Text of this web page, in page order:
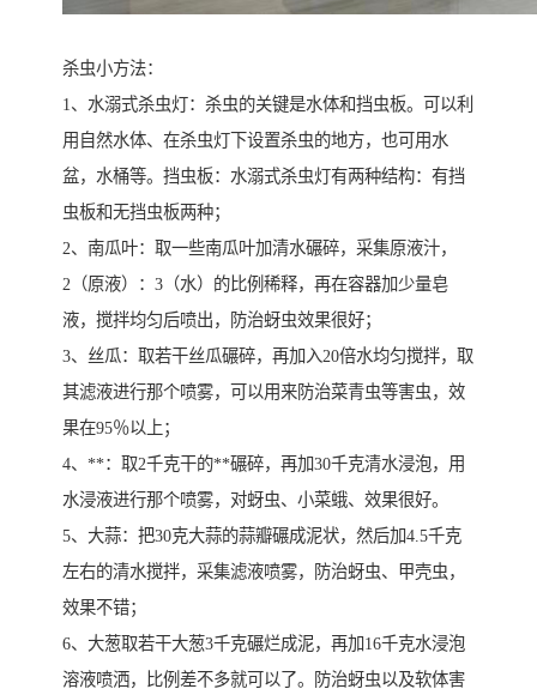
杀虫小方法：
1、水溺式杀虫灯：杀虫的关键是水体和挡虫板。可以利
用自然水体、在杀虫灯下设置杀虫的地方，也可用水
盆，水桶等。挡虫板：水溺式杀虫灯有两种结构：有挡
虫板和无挡虫板两种；
2、南瓜叶：取一些南瓜叶加清水碾碎，采集原液汁，
2（原液）：3（水）的比例稀释，再在容器加少量皂
液，搅拌均匀后喷出，防治蚜虫效果很好；
3、丝瓜：取若干丝瓜碾碎，再加入20倍水均匀搅拌，取
其滤液进行那个喷雾，可以用来防治菜青虫等害虫，效
果在95％以上；
4、**：取2千克干的**碾碎，再加30千克清水浸泡，用
水浸液进行那个喷雾，对蚜虫、小菜蛾、效果很好。
5、大蒜：把30克大蒜的蒜瓣碾成泥状，然后加4.5千克
左右的清水搅拌，采集滤液喷雾，防治蚜虫、甲壳虫，
效果不错；
6、大葱取若干大葱3千克碾烂成泥，再加16千克水浸泡
溶液喷洒，比例差不多就可以了。防治蚜虫以及软体害